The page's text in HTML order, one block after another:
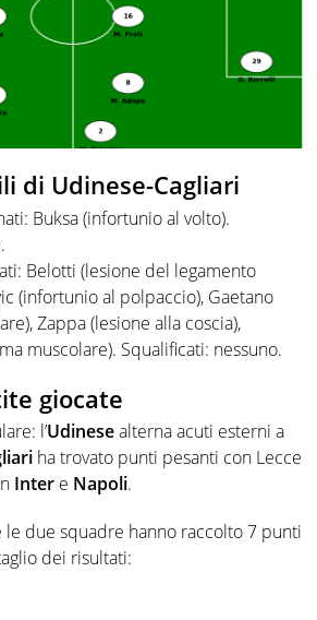
di Udinese-Cagliari
Buksa (infortunio al volto).
Belotti (lesione del legamento
(infortunio al polpaccio), Gaetano
Zappa (lesione alla coscia),
muscolare). Squalificati: nessuno.
giocate
l’Udinesealterna acuti esterni a
ha trovato punti pesanti con Lecce
Inter e Napoli.
due squadre hanno raccolto 7 punti
dei risultati: